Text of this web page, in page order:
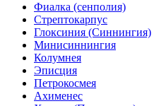
Фиалка (сенполия)
Стрептокарпус
Глоксиния (Синнингия)
Минисиннингия
Колумнея
Эписция
Петрокосмея
Ахименес